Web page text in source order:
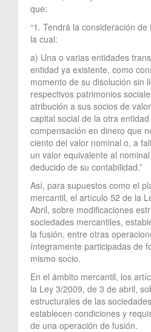
que:
“1. Tendrá la consideración
la cual:
a) Una o varias entidades
entidad ya existente, como
momento de su disolución sin
respectivos patrimonios
atribución a sus socios de
capital social de la otra
compensación en dinero que
ciento del valor nominal o, a
un valor equivalente al
deducido de su contabilidad.”
Así, para supuestos como el
mercantil, el artículo 52 de la
Abril, sobre modificaciones
sociedades mercantiles,
la fusión, entre otras
íntegramente participadas de
mismo socio.
En el ámbito mercantil, los
la Ley 3/2009, de 3 de abril,
estructurales de las
establecen condiciones y
de una operación de fusión.